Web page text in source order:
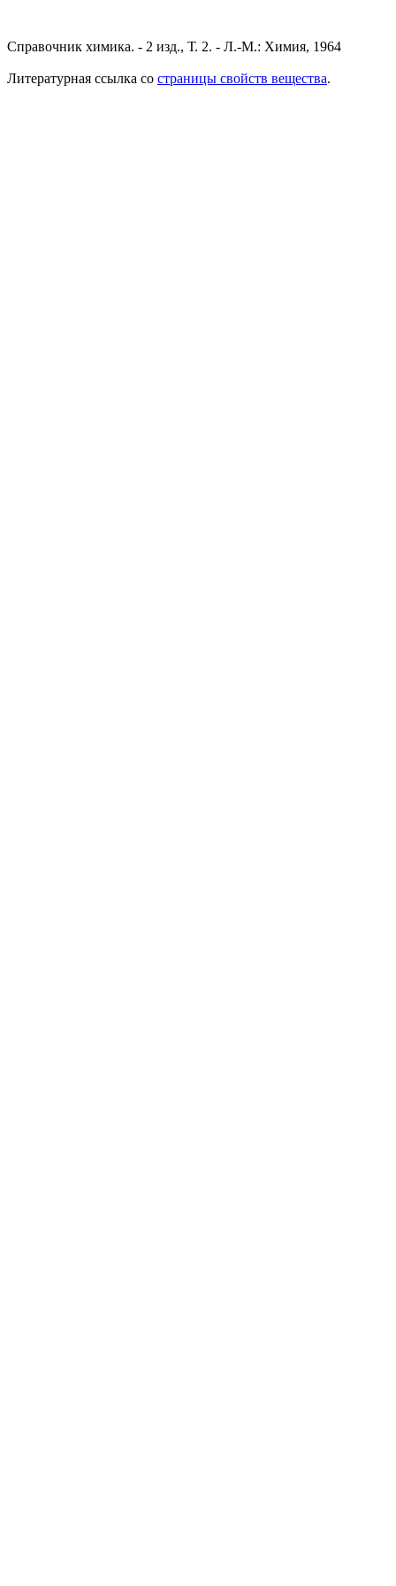
Справочник химика. - 2 изд., Т. 2. - Л.-М.: Химия, 1964
Литературная ссылка со страницы свойств вещества.